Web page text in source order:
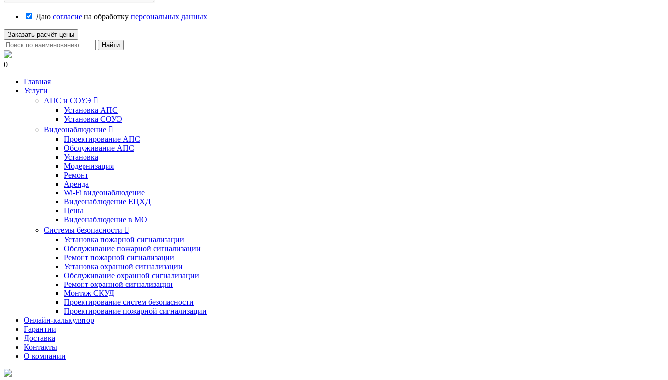
Даю согласие на обработку персональных данных
Заказать расчёт цены
Найти
0
Главная
Услуги
АПС и СОУЭ 
Установка АПС
Установка СОУЭ
Видеонаблюдение 
Проектирование АПС
Обслуживание АПС
Установка
Модернизация
Ремонт
Аренда
Wi-Fi видеонаблюдение
Видеонаблюдение ЕЦХД
Цены
Видеонаблюдение в МО
Системы безопасности 
Установка пожарной сигнализации
Обслуживание пожарной сигнализации
Ремонт пожарной сигнализации
Установка охранной сигнализации
Обслуживание охранной сигнализации
Ремонт охранной сигнализации
Монтаж СКУД
Проектирование систем безопасности
Проектирование пожарной сигнализации
Онлайн-калькулятор
Гарантии
Доставка
Контакты
О компании